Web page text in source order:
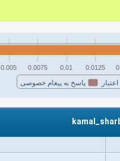
اعتبار پاسخ به پیغام خصوصی
0.005 0.0075 0.01 0.0125